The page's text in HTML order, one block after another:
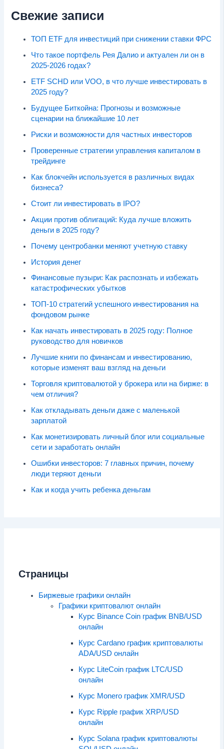
Свежие записи
ТОП ETF для инвестиций при снижении ставки ФРС
Что такое портфель Рея Далио и актуален ли он в
2025-2026 годах?
ETF SCHD или VOO, в что лучше инвестировать в
2025 году?
Будущее Биткойна: Прогнозы и возможные
сценарии на ближайшие 10 лет
Риски и возможности для частных инвесторов
Проверенные стратегии управления капиталом в
трейдинге
Как блокчейн используется в различных видах
бизнеса?
Стоит ли инвестировать в IPO?
Акции против облигаций: Куда лучше вложить
деньги в 2025 году?
Почему центробанки меняют учетную ставку
История денег
Финансовые пузыри: Как распознать и избежать
катастрофических убытков
ТОП-10 стратегий успешного инвестирования на
фондовом рынке
Как начать инвестировать в 2025 году: Полное
руководство для новичков
Лучшие книги по финансам и инвестированию,
которые изменят ваш взгляд на деньги
Торговля криптовалютой у брокера или на бирже: в
чем отличия?
Как откладывать деньги даже с маленькой
зарплатой
Как монетизировать личный блог или социальные
сети и заработать онлайн
Ошибки инвесторов: 7 главных причин, почему
люди теряют деньги
Как и когда учить ребенка деньгам
Страницы
Биржевые графики онлайн
Графики криптовалют онлайн
Курс Binance Coin график BNB/USD
онлайн
Курс Cardano график криптовалюты
ADA/USD онлайн
Курс LiteCoin график LTC/USD
онлайн
Курс Monero график XMR/USD
Курс Ripple график XRP/USD
онлайн
Курс Solana график криптовалюты